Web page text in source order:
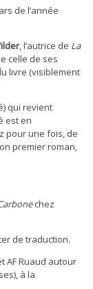
de l’année
, l’autrice de La
celle de ses
livre (visiblement
qui revient
est en
pour une fois, de
premier roman,
chez
de traduction.
AF Ruaud autour
à la